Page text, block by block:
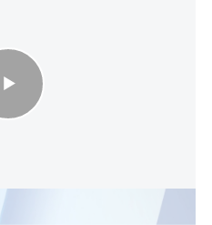
המטרה הישראלית והלבנונית: